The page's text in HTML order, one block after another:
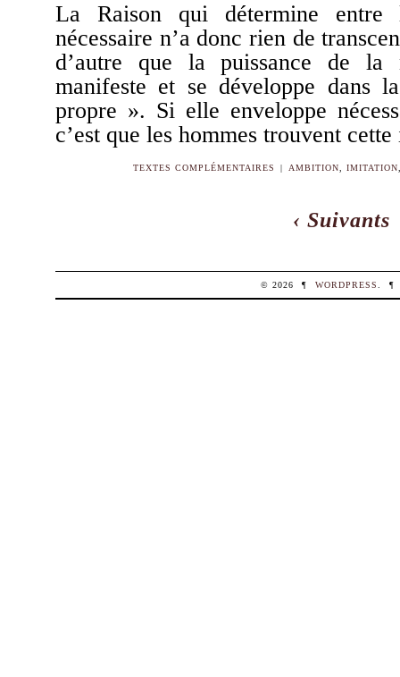
La Raison qui détermine entre
nécessaire n’a donc rien de
d’autre que la puissance de la
manifeste et se développe dans
propre ». Si elle enveloppe
c’est que les hommes trouvent
TEXTES COMPLÉMENTAIRES | AMBITION IMITATION
‹ Suivants
© 2026 ¶ WORDPRESS. ¶